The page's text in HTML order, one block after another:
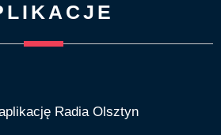
Radia Olsztyn